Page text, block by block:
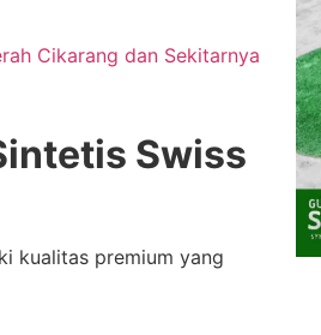
Cikarang dan Sekitarnya
Swiss
kualitas premium yang